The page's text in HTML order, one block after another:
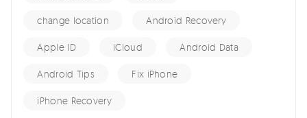
change location Android Recovery
Apple ID iCloud Android Data
Android Tips Fix iPhone
iPhone Recovery